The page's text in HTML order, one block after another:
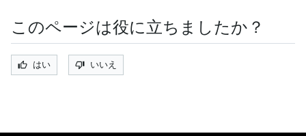
このページは役に立ちましたか？
はい いいえ